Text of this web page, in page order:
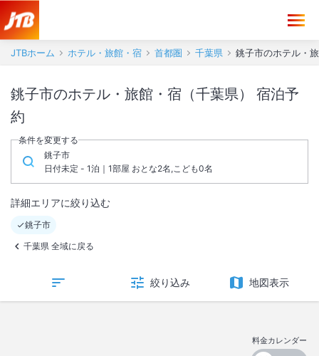
JTBホーム ホテル・旅館・宿 首都圏 千葉県 銚子市のホテル・
銚子市のホテル・旅館・宿（千葉県） 宿泊予
約
条件を変更する
銚子市
日付未定 - 1泊｜1部屋 おとな2名,こども0名
詳細エリアに絞り込む
銚子市
千葉県 全域に戻る
絞り込み 地図表示
料金カレンダー